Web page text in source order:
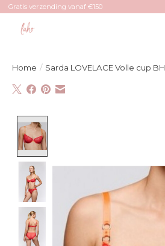
Gratis verzending vanaf €150
Home / Sarda LOVELACE Volle cup BH